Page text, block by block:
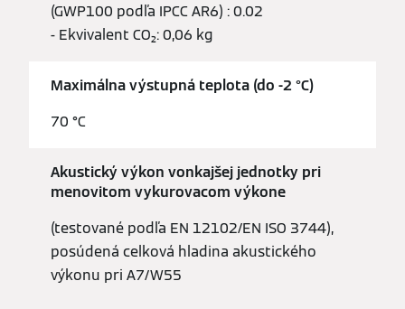
(GWP100 podľa IPCC AR6) : 0.02
- Ekvivalent CO₂: 0,06 kg
Maximálna výstupná teplota (do -2 °C)
70 °C
Akustický výkon vonkajšej jednotky pri
menovitom vykurovacom výkone
(testované podľa EN 12102/EN ISO 3744),
posúdená celková hladina akustického
výkonu pri A7/W55